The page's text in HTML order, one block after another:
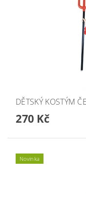
DĚTSKÝ KOSTÝM
270 Kč
Novinka